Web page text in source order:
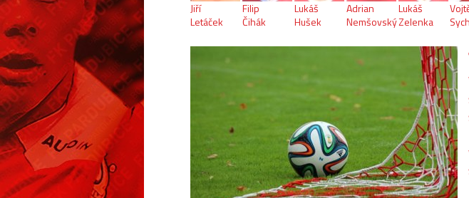
Jiří
Letáček
Filip
Čihák
Lukáš
Hušek
Adrian
Nemšovský
Lukáš
Zelenka